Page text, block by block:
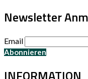
Newsletter
Email
INFORMATION